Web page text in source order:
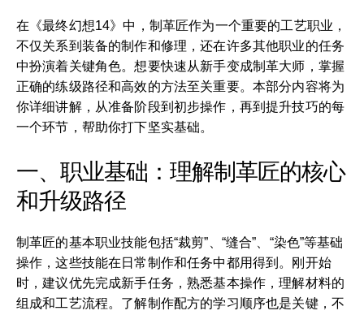
在《最终幻想14》中，制革匠作为一个重要的工艺职业，
不仅关系到装备的制作和修理，还在许多其他职业的任务
中扮演着关键角色。想要快速从新手变成制革大师，掌握
正确的练级路径和高效的方法至关重要。本部分内容将为
你详细讲解，从准备阶段到初步操作，再到提升技巧的每
一个环节，帮助你打下坚实基础。
一、职业基础：理解制革匠的核心
和升级路径
制革匠的基本职业技能包括“裁剪”、“缝合”、“染色”等基础
操作，这些技能在日常制作和任务中都用得到。刚开始
时，建议优先完成新手任务，熟悉基本操作，理解材料的
组成和工艺流程。了解制作配方的学习顺序也是关键，不